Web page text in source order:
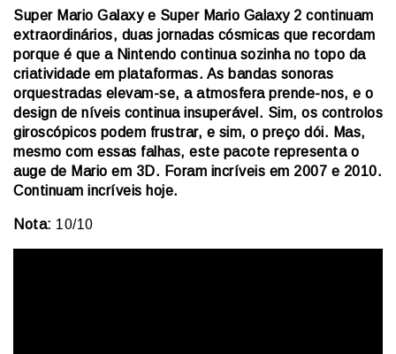
Super Mario Galaxy e Super Mario Galaxy 2 continuam
extraordinários, duas jornadas cósmicas que recordam
porque é que a Nintendo continua sozinha no topo da
criatividade em plataformas. As bandas sonoras
orquestradas elevam-se, a atmosfera prende-nos, e o
design de níveis continua insuperável. Sim, os controlos
giroscópicos podem frustrar, e sim, o preço dói. Mas,
mesmo com essas falhas, este pacote representa o
auge de Mario em 3D. Foram incríveis em 2007 e 2010.
Continuam incríveis hoje.
Nota: 10/10